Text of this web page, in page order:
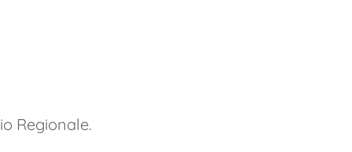
Regionale.